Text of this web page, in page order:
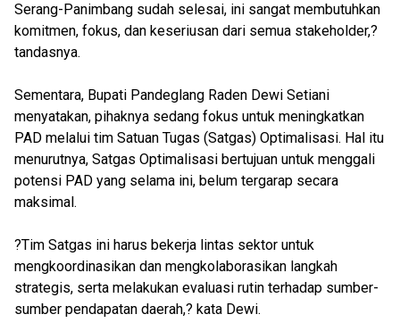
Serang-Panimbang sudah selesai, ini sangat membutuhkan
komitmen, fokus, dan keseriusan dari semua stakeholder,?
tandasnya.
Sementara, Bupati Pandeglang Raden Dewi Setiani
menyatakan, pihaknya sedang fokus untuk meningkatkan
PAD melalui tim Satuan Tugas (Satgas) Optimalisasi. Hal itu
menurutnya, Satgas Optimalisasi bertujuan untuk menggali
potensi PAD yang selama ini, belum tergarap secara
maksimal.
?Tim Satgas ini harus bekerja lintas sektor untuk
mengkoordinasikan dan mengkolaborasikan langkah
strategis, serta melakukan evaluasi rutin terhadap sumber-
sumber pendapatan daerah,? kata Dewi.